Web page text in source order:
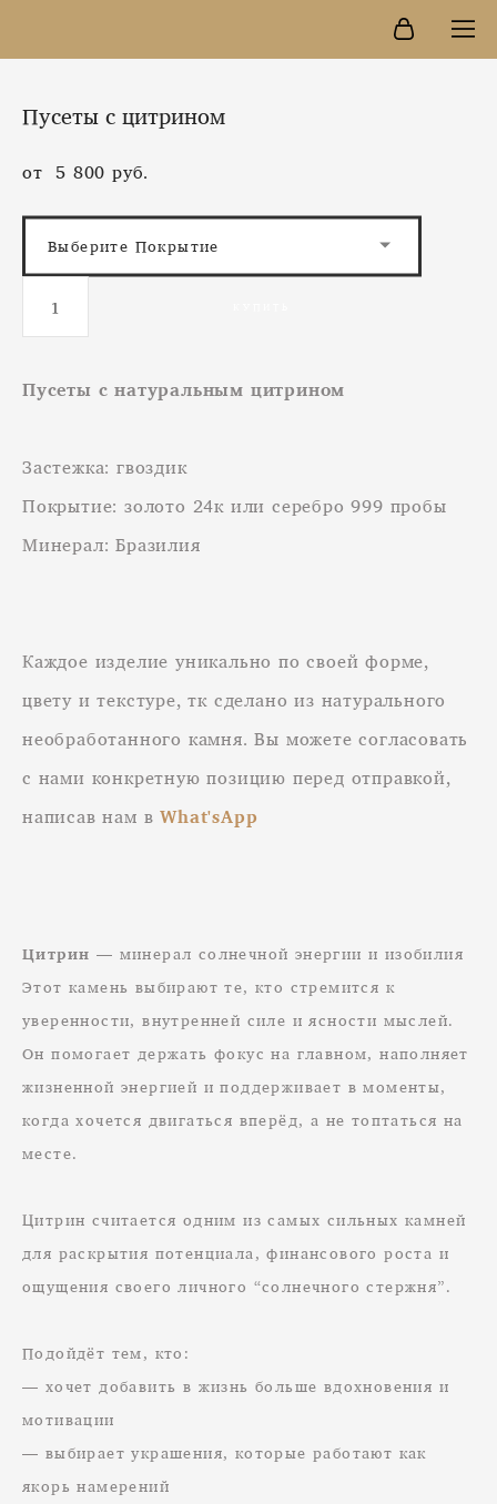
Пусеты с цитрином
от 5 800 pуб.
Выберите Покрытие
Пусеты с натуральным цитрином
Застежка: гвоздик
Покрытие: золото 24к или серебро 999 пробы
Минерал: Бразилия
Каждое изделие уникально по своей форме,
цвету и текстуре, тк сделано из натурального
необработанного камня. Вы можете согласовать
с нами конкретную позицию перед отправкой,
написав нам вWhat'sApp
Цитрин — минерал солнечной энергии и изобилия
Этот камень выбирают те, кто стремится к
уверенности, внутренней силе и ясности мыслей.
Он помогает держать фокус на главном, наполняет
жизненной энергией и поддерживает в моменты,
когда хочется двигаться вперёд, а не топтаться на
месте.
Цитрин считается одним из самых сильных камней
для раскрытия потенциала, финансового роста и
ощущения своего личного “солнечного стержня”.
Подойдёт тем, кто:
— хочет добавить в жизнь больше вдохновения и
мотивации
— выбирает украшения, которые работают как
якорь намерений